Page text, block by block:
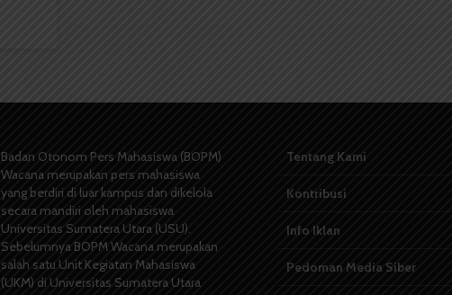
Badan Otonom Pers Mahasiswa (BOPM)
Wacana merupakan pers mahasiswa
yang berdiri di luar kampus dan dikelola
secara mandiri oleh mahasiswa
Universitas Sumatera Utara (USU).
Sebelumnya BOPM Wacana merupakan
salah satu Unit Kegiatan Mahasiswa
(UKM) di Universitas Sumatera Utara
Tentang Kami
Kontribusi
Info Iklan
Pedoman Media Siber